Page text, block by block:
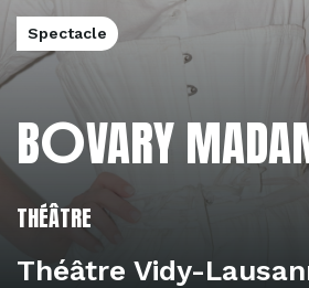
Spectacle
BOVARY
THÉÂTRE
Théâtre Vidy-
L'éditorial